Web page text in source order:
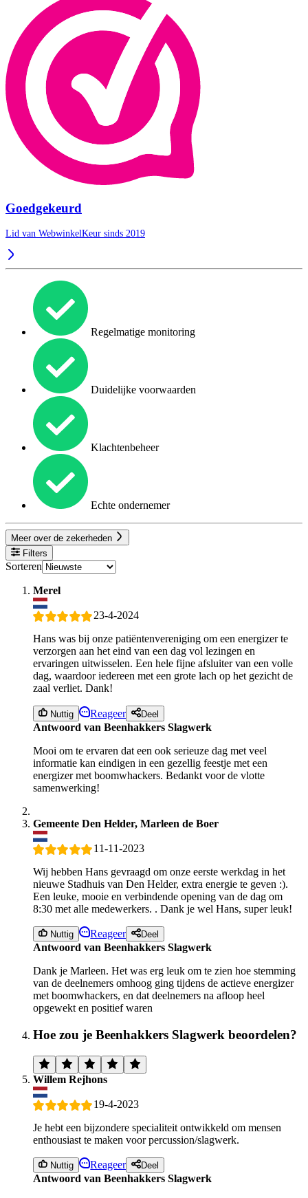
Goedgekeurd
Lid van WebwinkelKeur sinds 2019
Regelmatige monitoring
Duidelijke voorwaarden
Klachtenbeheer
Echte ondernemer
Meer over de zekerheden
Filters
Sorteren
Merel
23-4-2024
Hans was bij onze patiëntenvereniging om een energizer te
verzorgen aan het eind van een dag vol lezingen en
ervaringen uitwisselen. Een hele fijne afsluiter van een volle
dag, waardoor iedereen met een grote lach op het gezicht de
zaal verliet. Dank!
Nuttig Reageer Deel
Antwoord van Beenhakkers Slagwerk
Mooi om te ervaren dat een ook serieuze dag met veel
informatie kan eindigen in een gezellig feestje met een
energizer met boomwhackers. Bedankt voor de vlotte
samenwerking!
Gemeente Den Helder, Marleen de Boer
11-11-2023
Wij hebben Hans gevraagd om onze eerste werkdag in het
nieuwe Stadhuis van Den Helder, extra energie te geven :).
Een leuke, mooie en verbindende opening van de dag om
8:30 met alle medewerkers. . Dank je wel Hans, super leuk!
Nuttig Reageer Deel
Antwoord van Beenhakkers Slagwerk
Dank je Marleen. Het was erg leuk om te zien hoe stemming
van de deelnemers omhoog ging tijdens de actieve energizer
met boomwhackers, en dat deelnemers na afloop heel
opgewekt en positief waren
Hoe zou je Beenhakkers Slagwerk beoordelen?
Willem Rejhons
19-4-2023
Je hebt een bijzondere specialiteit ontwikkeld om mensen
enthousiast te maken voor percussion/slagwerk.
Nuttig Reageer Deel
Antwoord van Beenhakkers Slagwerk